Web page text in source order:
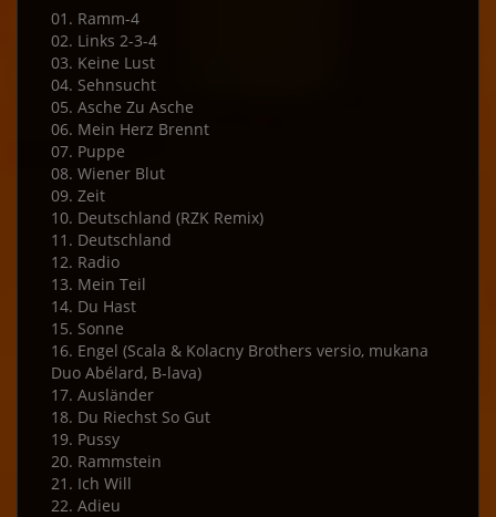
01. Ramm-4
02. Links 2-3-4
03. Keine Lust
04. Sehnsucht
05. Asche Zu Asche
06. Mein Herz Brennt
07. Puppe
08. Wiener Blut
09. Zeit
10. Deutschland (RZK Remix)
11. Deutschland
12. Radio
13. Mein Teil
14. Du Hast
15. Sonne
16. Engel (Scala & Kolacny Brothers versio, mukana
Duo Abélard, B-lava)
17. Ausländer
18. Du Riechst So Gut
19. Pussy
20. Rammstein
21. Ich Will
22. Adieu